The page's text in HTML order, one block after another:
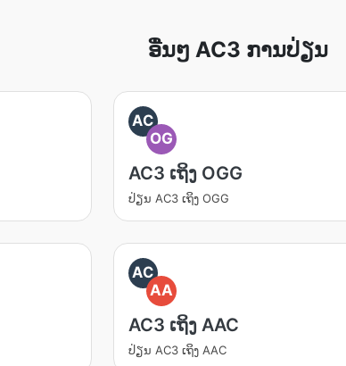
ອື່ນໆ AC3 ການປ່ຽນ
AC
OG
AC3 ເຖິງ OGG
ປ່ຽນ​ AC3 ເຖິງ OGG
AC
AA
AC3 ເຖິງ AAC
ປ່ຽນ​ AC3 ເຖິງ AAC